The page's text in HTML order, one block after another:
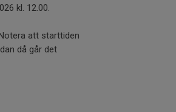
kl. 12.00.
att starttiden
då går det